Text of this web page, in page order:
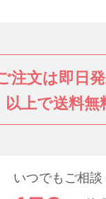
注文は即日
以上で送料無
いつでもご相談